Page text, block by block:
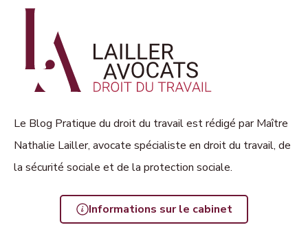
Le Blog Pratique du droit du travail est rédigé par Maître
Nathalie Lailler, avocate spécialiste en droit du travail, de
la sécurité sociale et de la protection sociale.
Informations sur le cabinet